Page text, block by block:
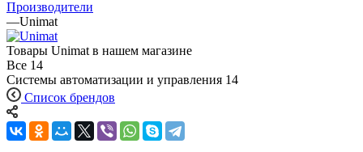
Производители
—Unimat
Товары Unimat в нашем магазине
Все 14
Системы автоматизации и управления 14
Список брендов